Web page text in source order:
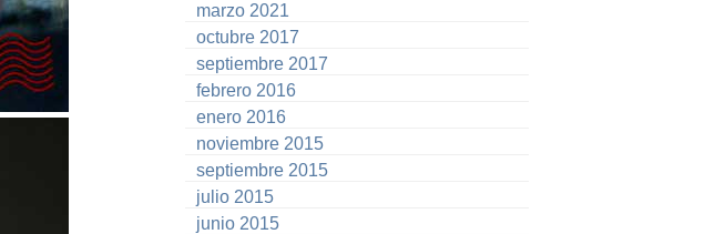
marzo 2021
octubre 2017
septiembre 2017
febrero 2016
enero 2016
noviembre 2015
septiembre 2015
julio 2015
junio 2015